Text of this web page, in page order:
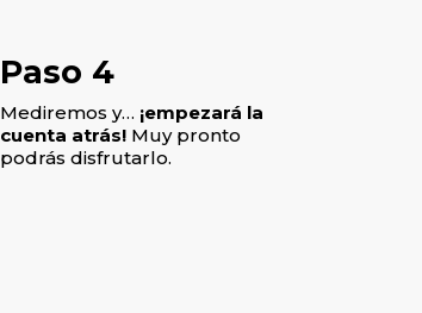
Paso 4
Mediremos y… ¡empezará la
cuenta atrás!Muy pronto
podrás disfrutarlo.